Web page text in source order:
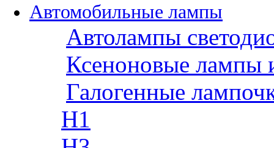
Автомобильные лампы
Автолампы
Ксеноновые лампы
Галогенные
H1